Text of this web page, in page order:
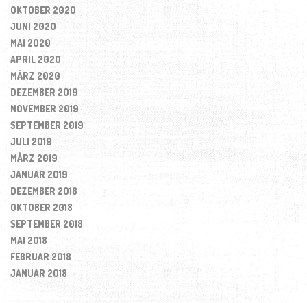
OKTOBER 2020
JUNI 2020
MAI 2020
APRIL 2020
MÄRZ 2020
DEZEMBER 2019
NOVEMBER 2019
SEPTEMBER 2019
JULI 2019
MÄRZ 2019
JANUAR 2019
DEZEMBER 2018
OKTOBER 2018
SEPTEMBER 2018
MAI 2018
FEBRUAR 2018
JANUAR 2018